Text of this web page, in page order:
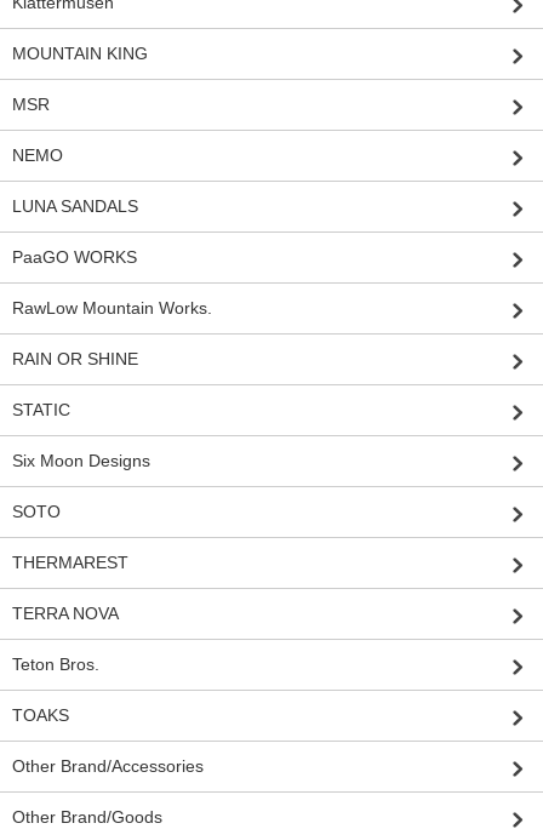
MOUNTAIN KING
MSR
NEMO
LUNA SANDALS
PaaGO WORKS
RawLow Mountain Works.
RAIN OR SHINE
STATIC
Six Moon Designs
SOTO
THERMAREST
TERRA NOVA
Teton Bros.
TOAKS
Other Brand/Accessories
Other Brand/Goods